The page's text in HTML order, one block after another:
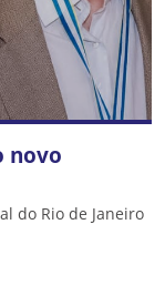
novo
do Rio de Janeiro